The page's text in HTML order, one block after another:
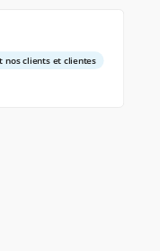
nos clients et clientes